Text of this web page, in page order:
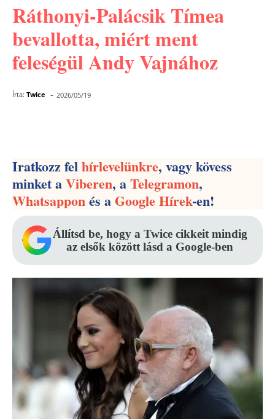
Ráthonyi-Palácsik Tímea
bevallotta, miért ment
feleségül Andy Vajnához
Írta: Twice - 2026/05/19
Iratkozz felhírlevelünkre, vagy kövess
minket aViberen, aTelegramon,
Whatsapponés aGoogle Hírek-en!
Állítsd be, hogy a Twice cikkeit mindig
az elsők között lásd a Google-ben